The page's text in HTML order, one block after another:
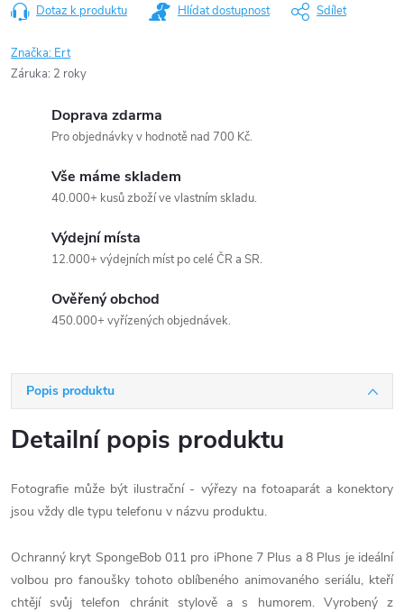
Dotaz k produktu Hlídat dostupnost Sdílet
Značka: Ert
Záruka: 2 roky
Doprava zdarma
Pro objednávky v hodnotě nad 700 Kč.
Vše máme skladem
40.000+ kusů zboží ve vlastním skladu.
Výdejní místa
12.000+ výdejních míst po celé ČR a SR.
Ověřený obchod
450.000+ vyřízených objednávek.
Popis produktu
Detailní popis produktu
Fotografie může být ilustrační - výřezy na fotoaparát a konektory
jsou vždy dle typu telefonu v názvu produktu.
Ochranný kryt SpongeBob 011 pro iPhone 7 Plus a 8 Plus je ideální
volbou pro fanoušky tohoto oblíbeného animovaného seriálu, kteří
chtějí svůj telefon chránit stylově a s humorem. Vyrobený z